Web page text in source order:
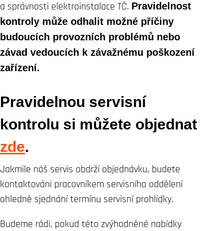
a správnosti elektroinstalace TČ. Pravidelnost
kontroly může odhalit možné příčiny
budoucích provozních problémů nebo
závad vedoucích k závažnému poškození
zařízení.
Pravidelnou servisní
kontrolu si můžete objednat
zde.
Jakmile náš servis obdrží objednávku, budete
kontaktováni pracovníkem servisního oddělení
ohledně sjednání termínu servisní prohlídky.
Budeme rádi, pokud této zvýhodněné nabídky